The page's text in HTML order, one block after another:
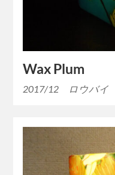
Wax Plum
2017/12 ロウバイ